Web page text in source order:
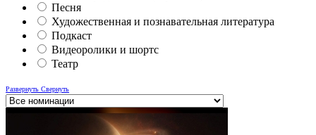
Песня
Художественная и познавательная литература
Подкаст
Видеоролики и шортс
Театр
Развернуть Свернуть